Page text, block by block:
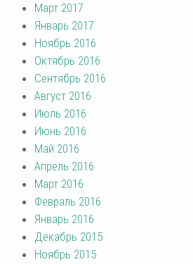
Март 2017
Январь 2017
Ноябрь 2016
Октябрь 2016
Сентябрь 2016
Август 2016
Июль 2016
Июнь 2016
Май 2016
Апрель 2016
Март 2016
Февраль 2016
Январь 2016
Декабрь 2015
Ноябрь 2015